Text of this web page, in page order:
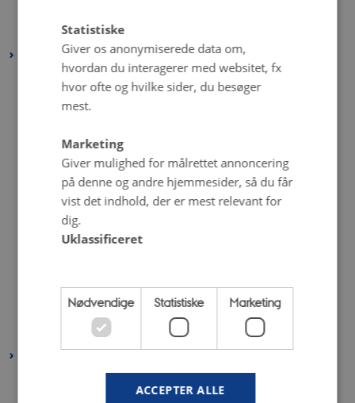
januar 2024(1 post)
december 2023
(3 poster)
november 2023
september 2023(2 poster)
august 2023(3 poster)
juli 2023
(2 poster)
juni 2023
maj 2023(4 poster)
marts 2023(4 poster)
februar 2023(2 poster)
januar 2023(4 poster)
Statistiske
Giver os anonymiserede data om,
hvordan du interagerer med websitet, fx
hvor ofte og hvilke sider, du besøger
mest.
Marketing
Giver mulighed for målrettet annoncering
på denne og andre hjemmesider, så du får
vist det indhold, der er mest relevant for
dig.
Uklassificeret
Nødvendige Statistiske Marketing
ACCEPTER ALLE